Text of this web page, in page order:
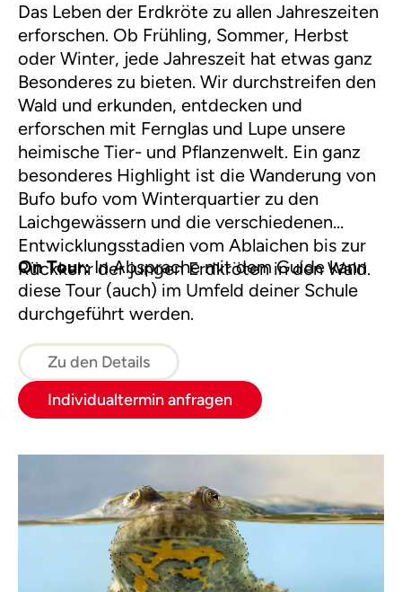
Das Leben der Erdkröte zu allen Jahreszeiten
erforschen. Ob Frühling, Sommer, Herbst
oder Winter, jede Jahreszeit hat etwas ganz
Besonderes zu bieten. Wir durchstreifen den
Wald und erkunden, entdecken und
erforschen mit Fernglas und Lupe unsere
heimische Tier- und Pflanzenwelt. Ein ganz
besonderes Highlight ist die Wanderung von
Bufo bufo vom Winterquartier zu den
Laichgewässern und die verschiedenen
Entwicklungsstadien vom Ablaichen bis zur
Rückkehr der jungen Erdkröten in den Wald.
On Tour:In Absprache mit dem Guide kann
diese Tour (auch) im Umfeld deiner Schule
durchgeführt werden.
Zu den Details
Individualtermin anfragen